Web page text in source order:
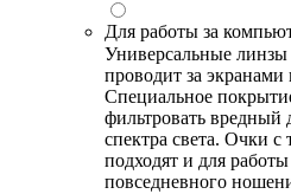
Для работы за
Универсальные линзы
проводит за
Специальное
фильтровать вредный
спектра света. Очки
подходят и для
повседневного